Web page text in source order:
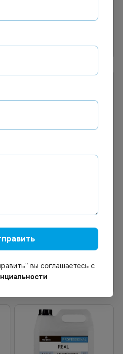
Универсальный пенный
Узнать цену
вы соглашаетесь с